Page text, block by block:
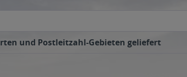
und Postleitzahl-Gebieten geliefert